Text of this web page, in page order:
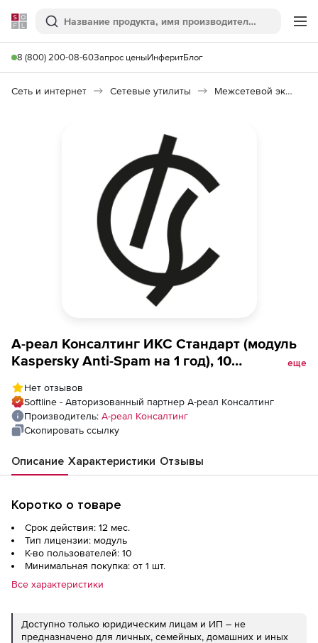
Softline
Поиск
8 (800) 200-08-60Запрос ценыИнферитБлог
Сеть и интернет Сетевые утилиты Межсетевой экран ИКС
А-реал Консалтинг ИКС Стандарт (модуль
Kaspersky Anti-Spam на 1 год), 10
еще
Нет отзывов
Softline - Авторизованный партнер А-реал Консалтинг
Производитель: А-реал Консалтинг
Скопировать ссылку
Описание Характеристики Отзывы
Коротко о товаре
Срок действия: 12 мес.
Тип лицензии: модуль
К-во пользователей: 10
Минимальная покупка: от 1 шт.
Все характеристики
Доступно только юридическим лицам и ИП – не
предназначено для личных, семейных, домашних и иных